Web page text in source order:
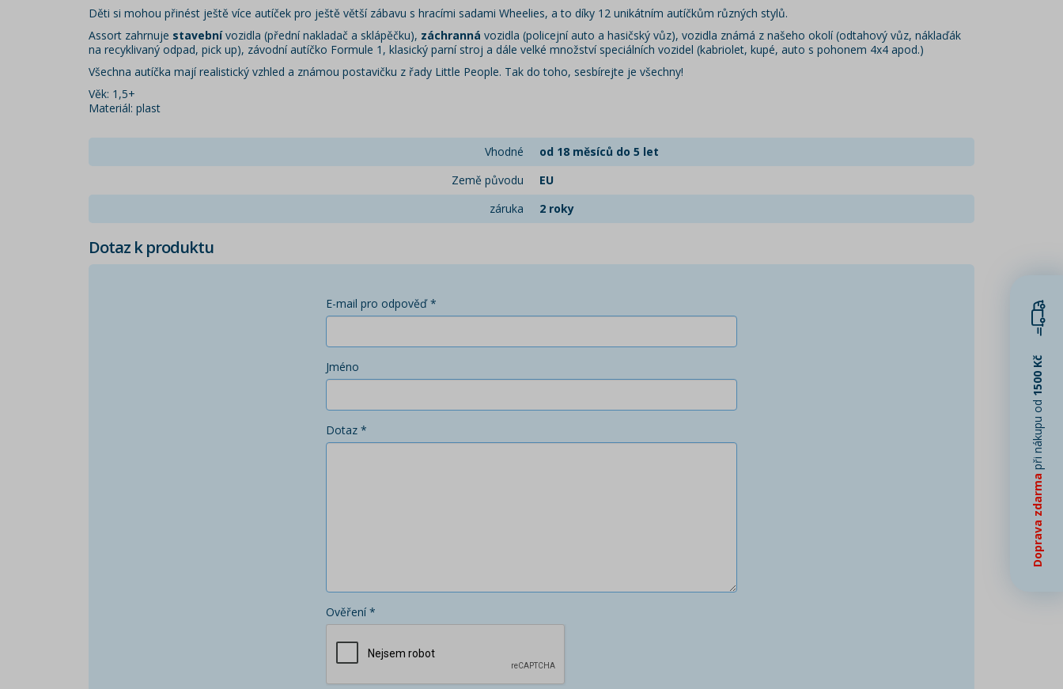
Děti si mohou přinést ještě více autíček pro ještě větší zábavu s hracími sadami Wheelies, a to díky 12 unikátním autíčkům různých stylů.
Assort zahrnuje stavebnívozidla (přední nakladač a sklápěčku), záchranná vozidla (policejní auto a hasičský vůz), vozidla známá z našeho okolí (odtahový vůz, náklaďák
na recyklivaný odpad, pick up), závodní autíčko Formule 1, klasický parní stroj a dále velké množství speciálních vozidel (kabriolet, kupé, auto s pohonem 4x4 apod.)
Všechna autíčka mají realistický vzhled a známou postavičku z řady Little People. Tak do toho, sesbírejte je všechny!
Věk: 1,5+
Materiál: plast
Vhodné
od 18 měsíců do 5 let
Země původu
EU
záruka
2 roky
Dotaz k produktu
E-mail pro odpověď *
Jméno
Dotaz *
Ověření *
Doprava zdarma
při nákupu od
1500 Kč